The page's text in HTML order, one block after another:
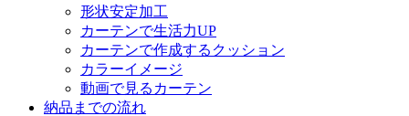
形状安定加工
カーテンで生活力UP
カーテンで作成するクッション
カラーイメージ
動画で見るカーテン
納品までの流れ